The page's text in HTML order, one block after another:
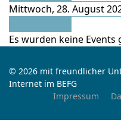
Mittwoch, 28. August
Es wurden keine Events
© 2026 mit freundlicher
Internet im BEFG
Impressum